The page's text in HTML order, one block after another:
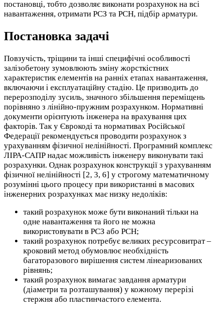
постановці, тобто дозволяє виконати розрахунок на всі
навантаження, отримати РСЗ та РСН, підбір арматури.
Постановка задачі
Повзучість, тріщини та інші специфічні особливості
залізобетону зумовлюють зміну жорсткістних
характеристик елементів на ранніх етапах навантаження,
включаючи і експлуатаційну стадію. Це призводить до
перерозподілу зусиль, значного збільшення переміщень
порівняно з лінійно-пружним розрахунком. Нормативні
документи орієнтують інженера на врахування цих
факторів. Так у Єврокоді та нормативах Російської
Федерації рекомендується проводити розрахунок з
урахуванням фізичної нелінійності. Програмний комплекс
ЛІРА-САПР надає можливість інженеру виконувати такі
розрахунки. Однак розрахунок конструкції з урахуванням
фізичної нелінійності [2, 3, 6] у строгому математичному
розумінні цього процесу при використанні в масових
інженерних розрахунках має низку недоліків:
такий розрахунок може бути виконаний тільки на
одне навантаження та його не можна
використовувати в РСЗ або РСН;
такий розрахунок потребує великих ресурсовитрат –
кроковий метод обумовлює необхідність
багаторазового вирішення систем лінеаризованих
рівнянь;
такий розрахунок вимагає завдання арматури
(діаметри та розташування) у кожному перерізі
стержня або пластинчастого елемента.